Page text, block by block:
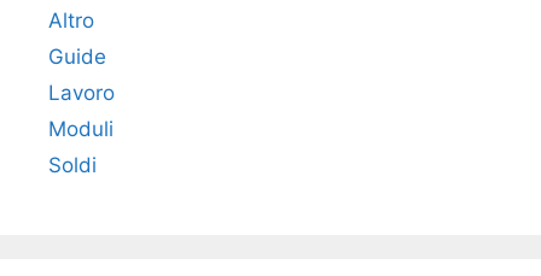
Altro
Guide
Lavoro
Moduli
Soldi